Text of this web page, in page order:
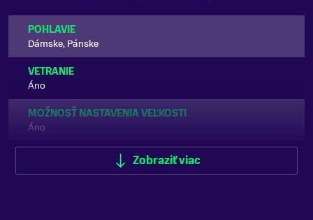
POHLAVIE
Dámske, Pánske
VETRANIE
Áno
MOŽNOSŤ NASTAVENIA VEĽKOSTI
Áno
Zobraziť viac